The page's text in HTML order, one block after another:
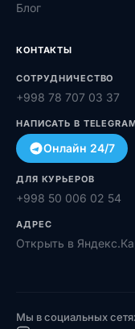
Блог
КОНТАКТЫ
СОТРУДНИЧЕСТВО
+998 78 707 03 37
НАПИСАТЬ В
Онлайн 24/7
ДЛЯ КУРЬЕРОВ
+998 50 006 02 54
АДРЕС
Открыть в
Мы в социальных